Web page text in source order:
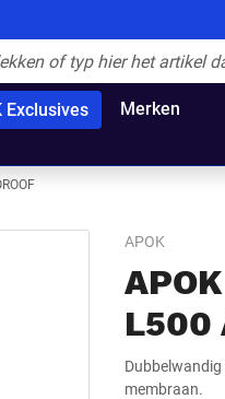
Exclusives Merken
APOK
L500
membraan.